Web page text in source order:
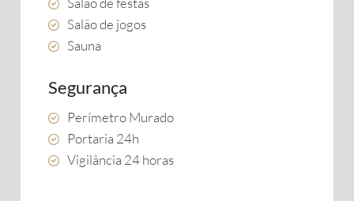
Salão de jogos
Sauna
Segurança
Perímetro Murado
Portaria 24h
Vigilância 24 horas